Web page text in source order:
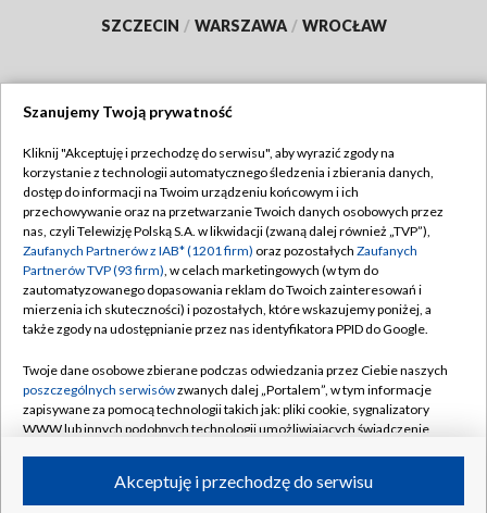
SZCZECIN / WARSZAWA / WROCŁAW
TVP
Abonament TVP
Emisja w TVP
Centrum informacji TVP
Naziemna Telewizja Cyfrowa
Rada Programowa
System NOS
Informacje o nadawcy
Program dla prasy
Regulamin TVP
Polityka prywatności
Moje zgody
Pomoc
Kontakt
Kanały
Szanujemy Twoją prywatność
Kliknij "Akceptuję i przechodzę do serwisu", aby wyrazić zgody na
korzystanie z technologii automatycznego śledzenia i zbierania danych,
dostęp do informacji na Twoim urządzeniu końcowym i ich
przechowywanie oraz na przetwarzanie Twoich danych osobowych przez
nas, czyli Telewizję Polską S.A. w likwidacji (zwaną dalej również „TVP”),
Zaufanych Partnerów z IAB* (1201 firm) oraz pozostałych Zaufanych
Partnerów TVP (93 firm), w celach marketingowych (w tym do
zautomatyzowanego dopasowania reklam do Twoich zainteresowań i
mierzenia ich skuteczności) i pozostałych, które wskazujemy poniżej, a
także zgody na udostępnianie przez nas identyfikatora PPID do Google.
Twoje dane osobowe zbierane podczas odwiedzania przez Ciebie naszych
poszczególnych serwisówzwanych dalej „Portalem”, w tym informacje
zapisywane za pomocą technologii takich jak: pliki cookie, sygnalizatory
WWW lub innych podobnych technologii umożliwiających świadczenie
ruchu w Internecie.Akceptuję i przechodzę do serwisu